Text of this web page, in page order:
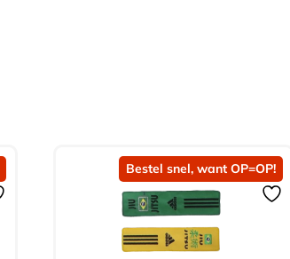
Bestel snel, want OP=OP!